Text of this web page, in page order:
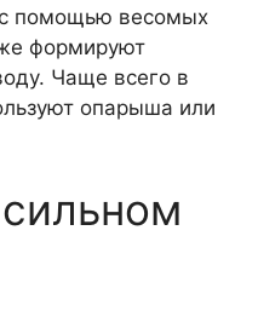
помощью весомых
формируют
Чаще всего в
опарыша или